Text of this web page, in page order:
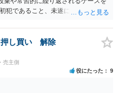
犯であること、未遂に終わっている
いでしょう。
し買い 解除
売主側
役にたった 9